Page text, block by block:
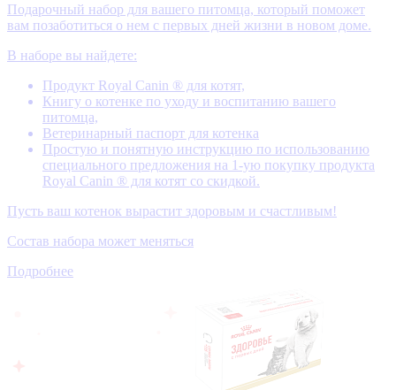
Подарочный набор для вашего питомца, который поможет
вам позаботиться о нем с первых дней жизни в новом доме.
В наборе вы найдете:
Продукт Royal Canin ® для котят,
Книгу о котенке по уходу и воспитанию вашего
питомца,
Ветеринарный паспорт для котенка
Простую и понятную инструкцию по использованию
специального предложения на 1-ую покупку продукта
Royal Canin ® для котят со скидкой.
Пусть ваш котенок вырастит здоровым и счастливым!
Состав набора может меняться
Подробнее